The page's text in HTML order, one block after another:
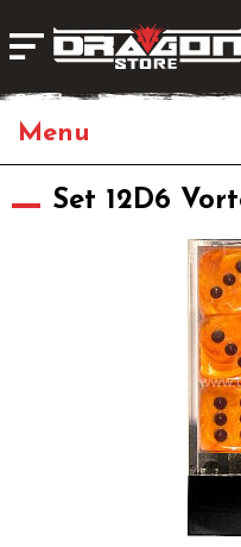
Home
Giochi di Carte
Set 12D6